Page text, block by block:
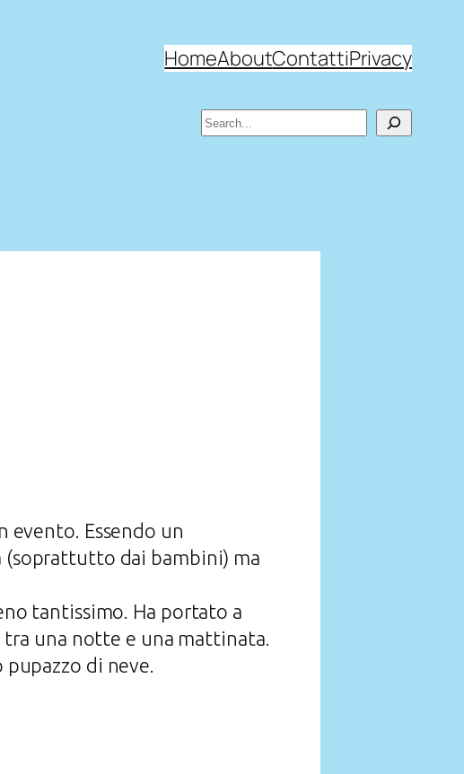
HomeAboutContattiPrivacy
Search
evento. Essendo un
(soprattutto dai bambini) ma
tantissimo. Ha portato a
una notte e una mattinata.
di neve.